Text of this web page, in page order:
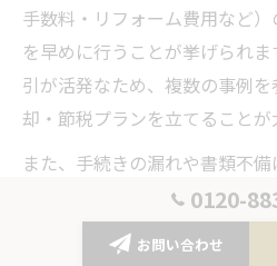
手数料・リフォーム費用など
を早めに行うことが挙げられ
引が活発なため、複数の事例を
却・節税プランを立てることが
また、手続きの漏れや書類不
るため、チェックリストを活
経験者の声として、「専門家
0120-
お問い合わせ